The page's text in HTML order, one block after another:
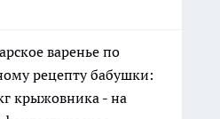
варенье по
рецепту бабушки:
крыжовника - на